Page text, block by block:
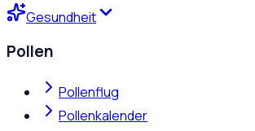
Gesundheit
Pollen
Pollenflug
Pollenkalender